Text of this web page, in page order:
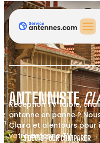
ANTENNISTE
Réception TV faible,
antenne en panne ?
Claira et alentours pour
votre antenne TV.
3 DEVIS POUR COMPARER